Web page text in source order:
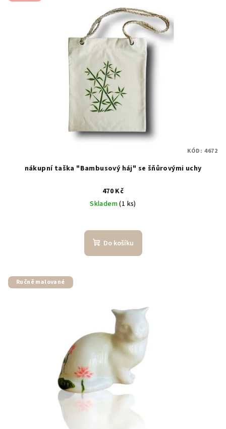
nákupní taška "Bambusový háj" se šňůrovými uchy
470 Kč
Skladem(1 ks)
Do košíku
KÓD: 4672
Ručně malované